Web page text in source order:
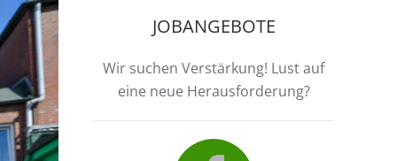
JOBANGEBOTE
Wir suchen Verstärkung! Lust auf
eine neue Herausforderung?